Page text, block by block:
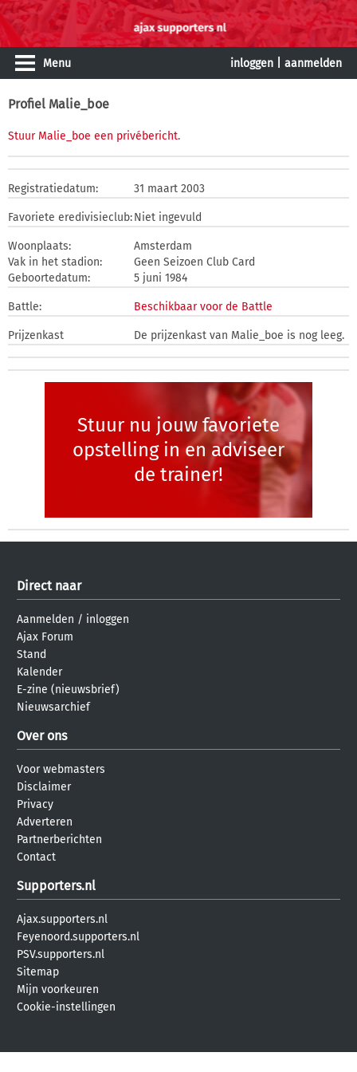
Menu inloggen aanmelden
Profiel Malie_boe
Stuur Malie_boe een privébericht.
Registratiedatum: 31 maart 2003
Favoriete eredivisieclub:Niet ingevuld
Woonplaats:
Amsterdam
Vak in het stadion:
Geen Seizoen Club Card
Geboortedatum:
5 juni 1984
Battle: Beschikbaar voor de Battle
Prijzenkast De prijzenkast van Malie_boe is nog leeg.
Stuur nu jouw favoriete
opstelling in en adviseer
de trainer!
Direct naar
Aanmelden / inloggen
Ajax Forum
Stand
Kalender
E-zine (nieuwsbrief)
Nieuwsarchief
Over ons
Voor webmasters
Disclaimer
Privacy
Adverteren
Partnerberichten
Contact
Supporters.nl
Ajax.supporters.nl
Feyenoord.supporters.nl
PSV.supporters.nl
Sitemap
Mijn voorkeuren
Cookie-instellingen